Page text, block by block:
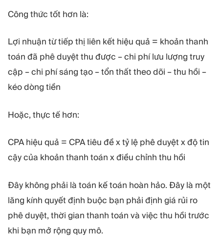
Công thức tốt hơn là:
Lợi nhuận từ tiếp thị liên kết hiệu quả = khoản thanh
toán đã phê duyệt thu được – chi phí lưu lượng truy
cập – chi phí sáng tạo – tổn thất theo dõi – thu hồi –
kéo dòng tiền
Hoặc, thực tế hơn:
CPA hiệu quả = CPA tiêu đề x tỷ lệ phê duyệt x độ tin
cậy của khoản thanh toán x điều chỉnh thu hồi
Đây không phải là toán kế toán hoàn hảo. Đây là một
lăng kính quyết định buộc bạn phải định giá rủi ro
phê duyệt, thời gian thanh toán và việc thu hồi trước
khi bạn mở rộng quy mô.